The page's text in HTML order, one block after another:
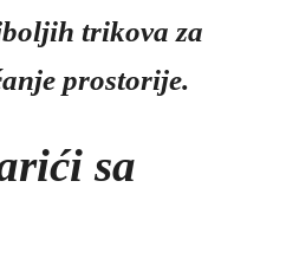
trikova za
prostorije.
sa